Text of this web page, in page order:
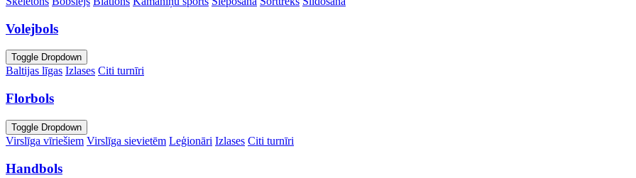
Volejbols
Toggle Dropdown
Baltijas līgas Izlases Citi turnīri
Florbols
Toggle Dropdown
Virslīga vīriešiem Virslīga sievietēm Leģionāri Izlases Citi turnīri
Handbols